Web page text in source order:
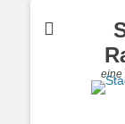
eine